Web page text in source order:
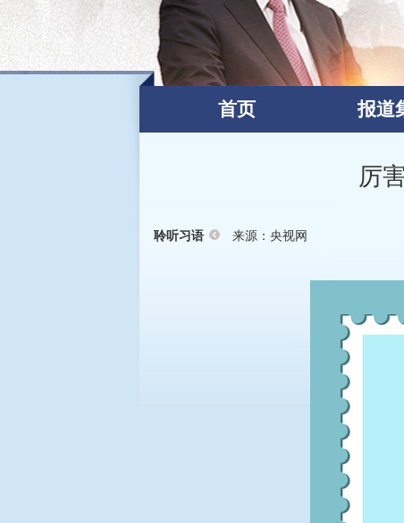
首页 报道
厉
聆听习语 来源：央视网